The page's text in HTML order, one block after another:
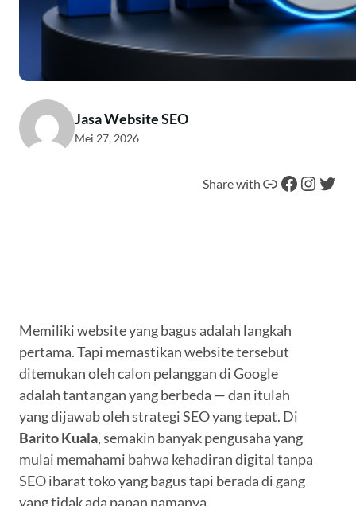
Jasa Website SEO
Mei 27, 2026
Share with Tautan Facebook Instagram Twitter
Memiliki website yang bagus adalah langkah
pertama. Tapi memastikan website tersebut
ditemukan oleh calon pelanggan di Google
adalah tantangan yang berbeda — dan itulah
yang dijawab oleh strategi SEO yang tepat. Di
Barito Kuala, semakin banyak pengusaha yang
mulai memahami bahwa kehadiran digital tanpa
SEO ibarat toko yang bagus tapi berada di gang
yang tidak ada papan namanya.